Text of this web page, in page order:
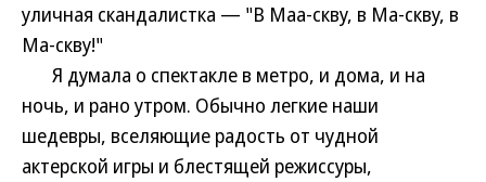
уличная скандалистка — "В Маа-скву, в Ма-скву, в
Ма-скву!"
Я думала о спектакле в метро, и дома, и на
ночь, и рано утром. Обычно легкие наши
шедевры, вселяющие радость от чудной
актерской игры и блестящей режиссуры,